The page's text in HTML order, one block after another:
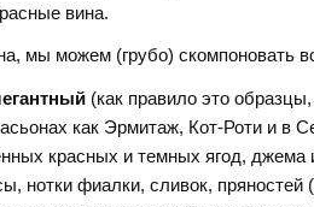
вина.
мы можем (грубо) скомпоновать
(как правило это
как Эрмитаж, Кот-Роти и в
красных и темных ягод, джема
нотки фиалки, сливок, пряностей